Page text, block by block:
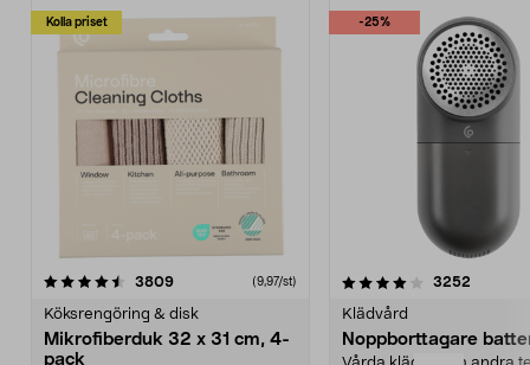
Kolla priset
3809recensioner (9,97/st)
Köksrengöring & disk
Mikrofiberduk 32 x 31 cm, 4-
pack
-25%
4.0av 5 stjärnor 3252
Klädvård
Noppborttagare
4.5av 5 stjärnor